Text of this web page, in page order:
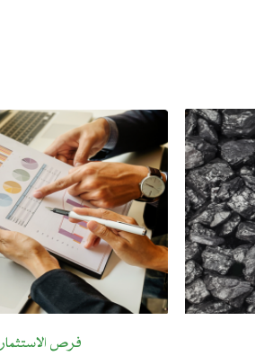
فرص الاستثمار